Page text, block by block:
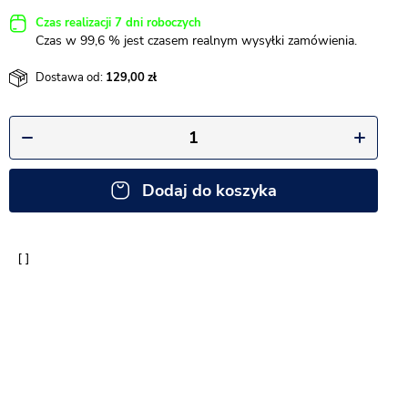
Czas realizacji 7 dni roboczych
Czas w 99,6 % jest czasem realnym wysyłki zamówienia.
Dostawa od: 129,00
Dodaj do koszyka